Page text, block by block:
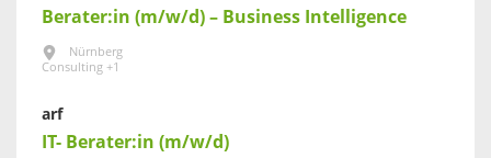
Berater:in (m/w/d) – Business Intelligence
Nürnberg
Consulting +1
arf
IT- Berater:in (m/w/d)